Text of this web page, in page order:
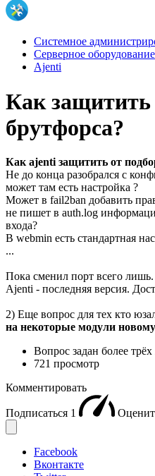
Системное
Серверное оборудование
Ajenti
Как
брутфорса?
Как ajenti защитить от
Не до конца разобрался с
может там есть настройка ?
Может в fail2ban добавить
не пишет в auth.log
входа?
В webmin есть стандартная
...
Пока сменил порт всего лишь.
Ajenti - последняя версия.
2) Еще вопрос для тех кто
на некоторые модули
Вопрос задан более трёх
721 просмотр
Комментировать
Подписаться 1
Facebook
Вконтакте